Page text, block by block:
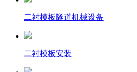
二衬模板隧道机械设备
二衬模板安装